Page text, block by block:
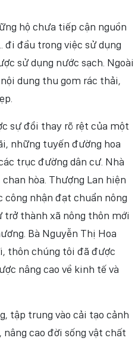
hộ chưa tiếp cận nguồn
đi đầu trong việc sử dụng
sử dụng nước sạch. Ngoài
dung thu gom rác thải,
sự đổi thay rõ rệt của một
những tuyến đường hoa
trục đường dân cư. Nhà
hòa. Thượng Lan hiện
công nhận đạt chuẩn nông
trở thành xã nông thôn mới
Bà Nguyễn Thị Hoa
thôn chúng tôi đã được
nâng cao về kinh tế và
tập trung vào cải tạo cảnh
cao đời sống vật chất